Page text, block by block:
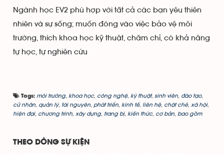
Ngành học EV2 phù hợp với tất cả các bạn yêu thiên
nhiên và sự sống; muốn đóng vào việc bảo vệ môi
trường, thích khoa học kỹ thuật, chăm chỉ, có khả năng
tự học, tự nghiên cứu
Tags: môi trường, khoa học, công nghệ, kỹ thuật, sinh viên đào tạo,
cử nhân
quản lý, tài nguyên phát triển kinh tế, liên hệ, chặt chẽ, xã hội,
hiện đại, chương trình xây dựng, trang bị, kiến thức, cơ bản bao gồm
THEO DÒNG SỰ KIỆN